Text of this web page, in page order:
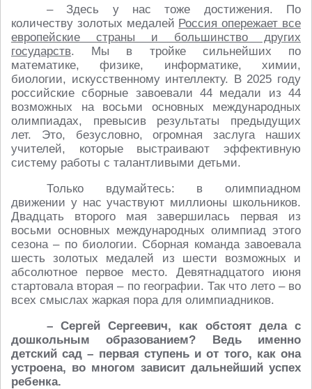
– Здесь у нас тоже достижения. По
количеству золотых медалей Россия опережает все
европейские страны и большинство других
государств. Мы в тройке сильнейших по
математике, физике, информатике, химии,
биологии, искусственному интеллекту. В 2025 году
российские сборные завоевали 44 медали из 44
возможных на восьми основных международных
олимпиадах, превысив результаты предыдущих
лет. Это, безусловно, огромная заслуга наших
учителей, которые выстраивают эффективную
систему работы с талантливыми детьми.
Только вдумайтесь: в олимпиадном
движении у нас участвуют миллионы школьников.
Двадцать второго мая завершилась первая из
восьми основных международных олимпиад этого
сезона – по биологии. Сборная команда завоевала
шесть золотых медалей из шести возможных и
абсолютное первое место. Девятнадцатого июня
стартовала вторая – по географии. Так что лето – во
всех смыслах жаркая пора для олимпиадников.
– Сергей Сергеевич, как обстоят дела с
дошкольным образованием? Ведь именно
детский сад – первая ступень и от того, как она
устроена, во многом зависит дальнейший успех
ребенка.